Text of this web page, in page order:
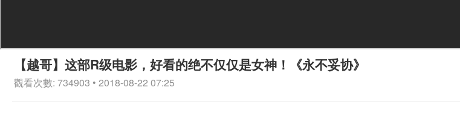
【越哥】这部R级电影，好看的绝不仅仅是女神！《永不妥协》
觀看次數: 734903 • 2018-08-22 07:25